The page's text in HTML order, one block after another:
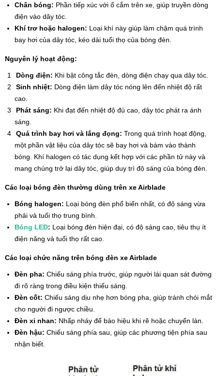
Chân bóng: Phần tiếp xúc với ổ cắm trên xe, giúp truyền dòng
điện vào dây tóc.
Khí trơ hoặc halogen: Loại khí này giúp làm chậm quá trình
bay hơi của dây tóc, kéo dài tuổi thọ của bóng đèn.
Nguyên lý hoạt động:
Dòng điện: Khi bật công tắc đèn, dòng điện chạy qua dây tóc.
Sinh nhiệt: Dòng điện làm dây tóc nóng lên đến nhiệt độ rất
cao.
Phát sáng: Khi đạt đến nhiệt độ đủ cao, dây tóc phát ra ánh
sáng.
Quá trình bay hơi và lắng đọng: Trong quá trình hoạt động,
một phần vật liệu của dây tóc sẽ bay hơi và bám vào thành
bóng. Khí halogen có tác dụng kết hợp với các phần tử này và
mang chúng trở lại dây tóc, giúp duy trì độ sáng của bóng đèn.
Các loại bóng đèn thường dùng trên xe Airblade
Bóng halogen: Loại bóng đèn phổ biến nhất, có độ sáng vừa
phải và tuổi thọ trung bình.
Bóng LED: Loại bóng đèn hiện đại, có độ sáng cao, tiêu thụ ít
điện năng và tuổi thọ rất cao.
Các loại chức năng trên bóng đèn xe Airblade
Đèn pha: Chiếu sáng phía trước, giúp người lái quan sát đường
đi rõ ràng trong điều kiện thiếu sáng.
Đèn cốt: Chiếu sáng dịu nhẹ hơn bóng pha, giúp tránh chói mắt
cho người đi ngược chiều.
Đèn xi nhan: Nhấp nháy để báo hiệu khi rẽ hoặc chuyển làn.
Đèn hậu: Chiếu sáng phía sau, giúp các phương tiện phía sau
nhận biết.